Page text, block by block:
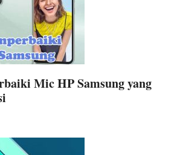
Mic HP Samsung yang